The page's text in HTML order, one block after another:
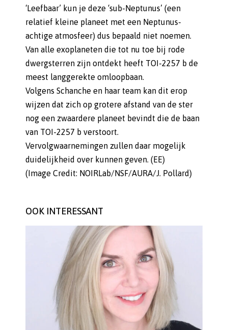
‘Leefbaar’ kun je deze ‘sub-Neptunus’ (een
relatief kleine planeet met een Neptunus-
achtige atmosfeer) dus bepaald niet noemen.
Van alle exoplaneten die tot nu toe bij rode
dwergsterren zijn ontdekt heeft TOI-2257 b de
meest langgerekte omloopbaan.
Volgens Schanche en haar team kan dit erop
wijzen dat zich op grotere afstand van de ster
nog een zwaardere planeet bevindt die de baan
van TOI-2257 b verstoort.
Vervolgwaarnemingen zullen daar mogelijk
duidelijkheid over kunnen geven. (EE)
(Image Credit: NOIRLab/NSF/AURA/J. Pollard)
OOK INTERESSANT